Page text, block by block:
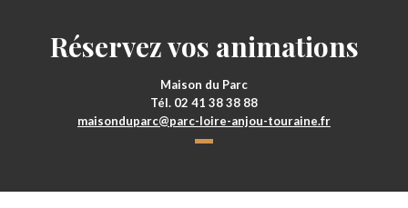
Réservez vos animations
Maison du Parc
Tél. 02 41 38 38 88
maisonduparc@parc-loire-anjou-touraine.fr